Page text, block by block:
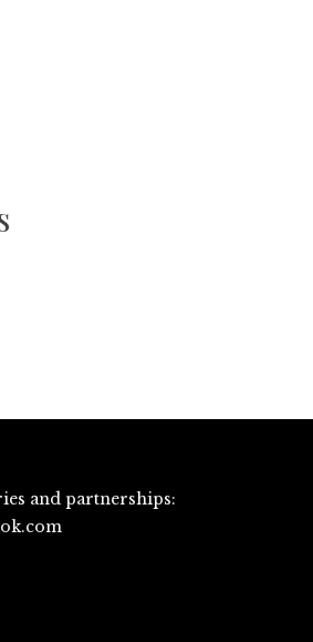
and partnerships: